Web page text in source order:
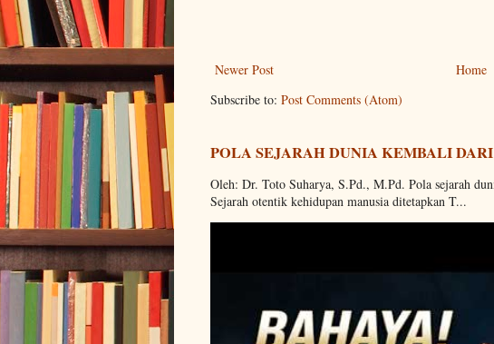
Newer Post
Home
Subscribe to: Post Comments (Atom)
POLA SEJARAH DUNIA KEMBALI
Oleh: Dr. Toto Suharya, S.Pd., M.Pd. Pola sejarah
Sejarah otentik kehidupan manusia ditetapkan T...